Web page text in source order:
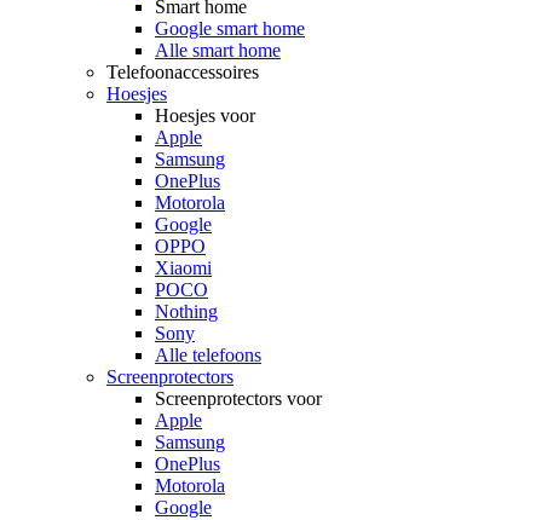
Smart home
Google smart home
Alle smart home
Telefoonaccessoires
Hoesjes
Hoesjes voor
Apple
Samsung
OnePlus
Motorola
Google
OPPO
Xiaomi
POCO
Nothing
Sony
Alle telefoons
Screenprotectors
Screenprotectors voor
Apple
Samsung
OnePlus
Motorola
Google